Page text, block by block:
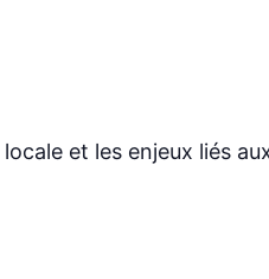
et les enjeux liés